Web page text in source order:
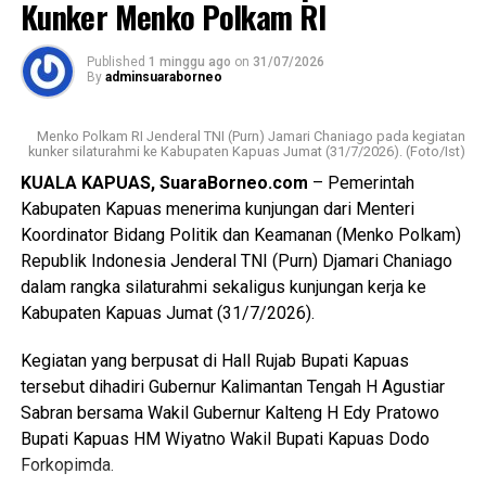
Messenger
Kalimantan Tengah tertanggal 20 Juli 2026.
Berdasarkan hasil penyelidikan aksi nekat itu dipicu
pertengkaran antara tersangka dengan kekasihnya Rah
hari dan bahkan disertai ancaman akan membakar kamar
“Malam kejadian tersangka sempat datang ke lokasi dan
berkumpul bersama para korban. Namun usai kembali dari
menonton pertandingan final Piala Dunia ia kembali
mendatangi barak karena kembali terlibat cekcok dengan
korban,” katanya.
Nah saat pintu kamar dikunci dari dalam tersangka
menggedor hingga mendobrak pintu kemudian masuk
sambil merusak sejumlah barang dan melanjutkan
pertengkaran.
Kunker Menko Polkam RI
Published 1 minggu ago on 31/07/2026
By adminsuaraborneo
Menko Polkam RI Jenderal TNI (Purn) Jamari Chaniago pada kegiatan
kunker silaturahmi ke Kabupaten Kapuas Jumat (31/7/2026). (Foto/Ist)
KUALA KAPUAS, SuaraBorneo.com – Pemerintah
Kabupaten Kapuas menerima kunjungan dari Menteri
Koordinator Bidang Politik dan Keamanan (Menko Polkam)
Republik Indonesia Jenderal TNI (Purn) Djamari Chaniago
dalam rangka silaturahmi sekaligus kunjungan kerja ke
Kabupaten Kapuas Jumat (31/7/2026).
Kegiatan yang berpusat di Hall Rujab Bupati Kapuas
tersebut dihadiri Gubernur Kalimantan Tengah H Agustiar
Sabran bersama Wakil Gubernur Kalteng H Edy Pratowo
Bupati Kapuas HM Wiyatno Wakil Bupati Kapuas Dodo
Forkopimda.